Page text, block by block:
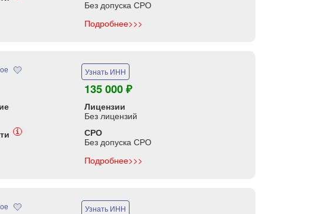
Без допуска СРО
Подробнее>>>
Узнать ИНН
135 000 ₽
Лицензии
Без лицензий
i
СРО
Без допуска СРО
Подробнее>>>
Узнать ИНН